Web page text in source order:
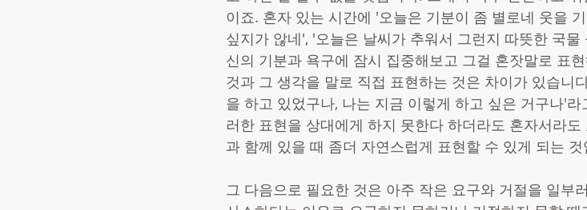
이죠. 혼자 있는 시간에 '오늘은 기분이 좀 별로네 웃을
싶지가 않네', '오늘은 날씨가 추워서 그런지 따뜻한 국
신의 기분과 욕구에 잠시 집중해보고 그걸 혼잣말로 표
것과 그 생각을 말로 직접 표현하는 것은 차이가 있습니
을 하고 있었구나, 나는 지금 이렇게 하고 싶은 거구나'
러한 표현을 상대에게 하지 못한다 하더라도 혼자서라
과 함께 있을 때 좀더 자연스럽게 표현할 수 있게 되는 것
그 다음으로 필요한 것은 아주 작은 요구와 거절을 일부